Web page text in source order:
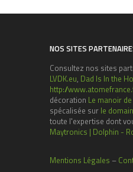
NOS SITES
Consultez nos sites
LVDK.eu, Dad Is In the
http://
décoration Le manoir
spécalisée sur le
toute l'expertise dont
Maytronics | Dolphin -
Mentions Légales –